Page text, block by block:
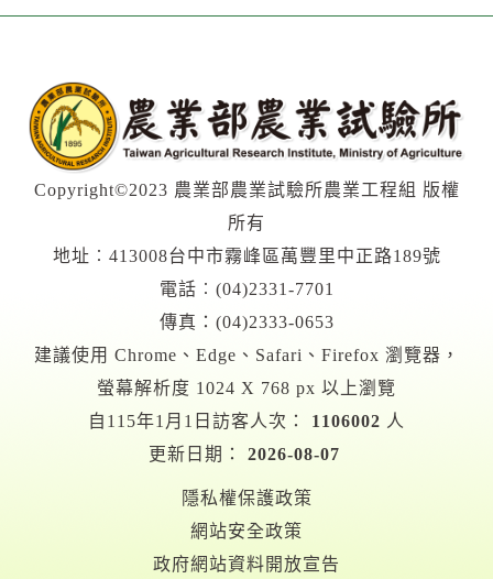
Copyright©2023 農業部農業試驗所農業工程組 版權
所有
地址︰413008台中市霧峰區萬豐里中正路189號
電話︰(04)2331-7701
傳真：(04)2333-0653
建議使用 Chrome、Edge、Safari、Firefox 瀏覽器，
螢幕解析度 1024 X 768 px 以上瀏覽
自115年1月1日訪客人次：
1106002 人
更新日期：
2026-08-07
隱私權保護政策
網站安全政策
政府網站資料開放宣告